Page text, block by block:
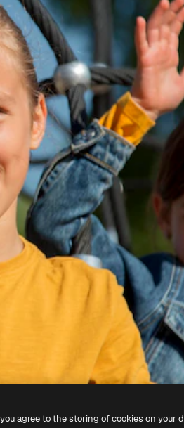
agree to the storing of cookies on your